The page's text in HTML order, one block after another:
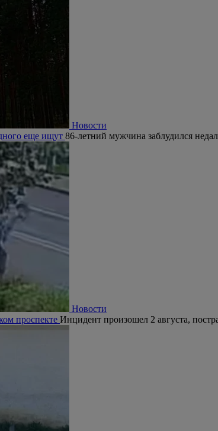
Новости
еще ищут 86-летний мужчина заблудился
Новости
проспекте Инцидент произошел 2 августа,